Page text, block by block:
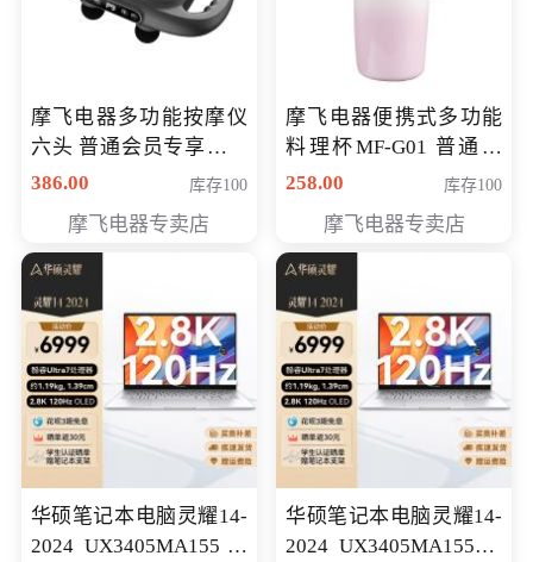
摩飞电器多功能按摩仪
六头 普通会员专享价格
199元
386.00 库存100
摩飞电器专卖店
摩飞电器便携式多功能
料理杯MF-G01 普通会
员专享价格118元
258.00 库存100
摩飞电器专卖店
华硕笔记本电脑灵耀14-
2024 UX3405MA155冰
华硕笔记本电脑灵耀14-
2024 UX3405MA155夜